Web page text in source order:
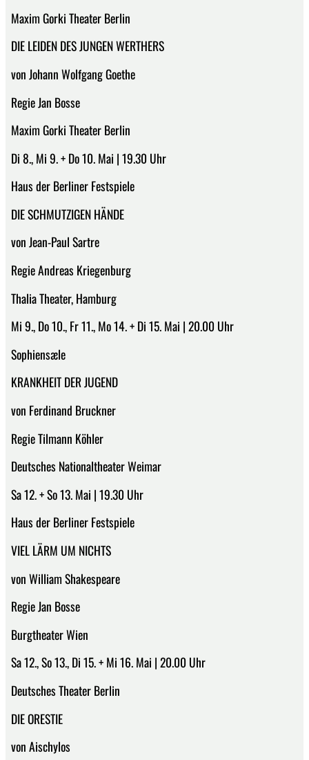
Maxim Gorki Theater Berlin
DIE LEIDEN DES JUNGEN WERTHERS
von Johann Wolfgang Goethe
Regie Jan Bosse
Maxim Gorki Theater Berlin
Di 8., Mi 9. + Do 10. Mai | 19.30 Uhr
Haus der Berliner Festspiele
DIE SCHMUTZIGEN HÄNDE
von Jean-Paul Sartre
Regie Andreas Kriegenburg
Thalia Theater, Hamburg
Mi 9., Do 10., Fr 11., Mo 14. + Di 15. Mai | 20.00 Uhr
Sophiensæle
KRANKHEIT DER JUGEND
von Ferdinand Bruckner
Regie Tilmann Köhler
Deutsches Nationaltheater Weimar
Sa 12. + So 13. Mai | 19.30 Uhr
Haus der Berliner Festspiele
VIEL LÄRM UM NICHTS
von William Shakespeare
Regie Jan Bosse
Burgtheater Wien
Sa 12., So 13., Di 15. + Mi 16. Mai | 20.00 Uhr
Deutsches Theater Berlin
DIE ORESTIE
von Aischylos